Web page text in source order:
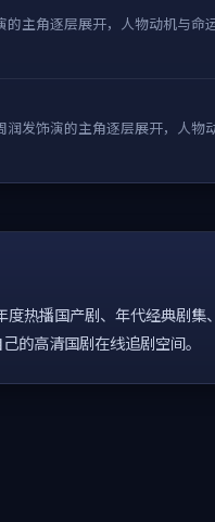
主角逐层展开，人物动机与命
发饰演的主角逐层展开，人物
热播国产剧、年代经典剧
的高清国剧在线追剧空间。